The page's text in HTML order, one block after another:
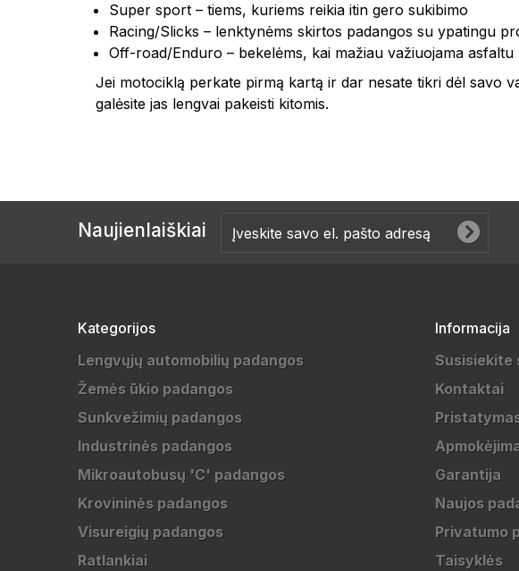
Super sport – tiems, kuriems reikia itin gero sukibimo
Racing/Slicks – lenktynėms skirtos padangos su ypatingu
Off-road/Enduro – bekelėms, kai mažiau važiuojama asfaltu
Jei motociklą perkate pirmą kartą ir dar nesate tikri dėl savo
galėsite jas lengvai pakeisti kitomis.
Naujienlaiškiai
Kategorijos
Lengvųjų automobilių padangos
Žemės ūkio padangos
Sunkvežimių padangos
Industrinės padangos
Mikroautobusų 'C' padangos
Krovininės padangos
Visureigių padangos
Ratlankiai
Informacija
Susisiekite
Kontaktai
Garantija
Naujos
Privatumo
Taisyklės